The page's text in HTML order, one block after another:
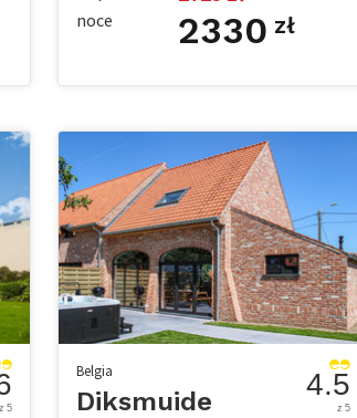
noce
2330 zł
z 5
Belgia
Diksmuide 4.5
z 5